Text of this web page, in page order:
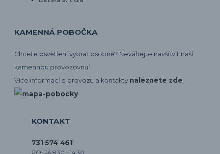
KAMENNÁ POBOČKA
Chcete osvětlení vybrat osobně? Neváhejte navšítvit naší
kamennou provozovnu!
Více informací o provozu a kontakty naleznete zde
KONTAKT
731 574 461
PO-PÁ 8:30 - 14:30